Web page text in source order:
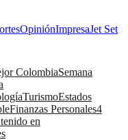
OpiniónImpresaJet Set
ColombiaSemana
TurismoEstados
Finanzas Personales4
en